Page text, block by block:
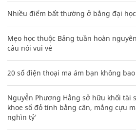
Nhiều điểm bất thường ở bằng đại
Mẹo học thuộc Bảng tuần hoàn
câu nói vui vẻ
20 số điện thoại ma ám bạn không
Nguyễn Phương Hằng sở hữu khối tài
khoe sổ đỏ tính bằng cân, mắng cựu
nghìn tỷ'